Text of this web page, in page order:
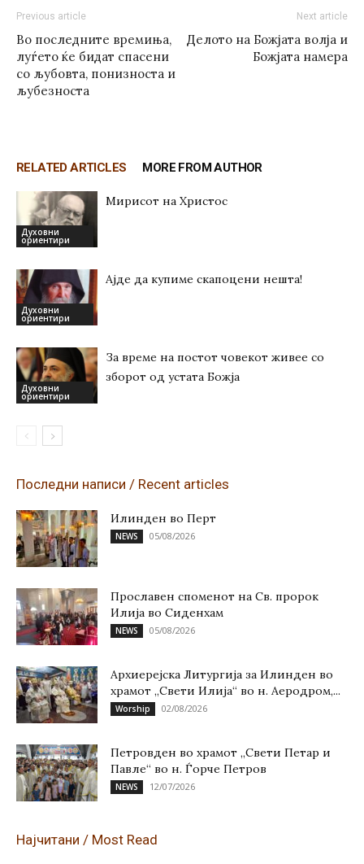
Previous article
Во последните времиња,
луѓето ќе бидат спасени
со љубовта, понизноста и
љубезноста
Next article
Делото на Божјата волја и
Божјата намера
RELATED ARTICLES MORE FROM AUTHOR
Духовни
ориентири
Мирисот на Христос
Духовни
ориентири
Ајде да купиме скапоцени нешта!
Духовни
ориентири
За време на постот човекот живее со
зборот од устата Божја
Последни написи / Recent articles
Илинден во Перт
NEWS 05/08/2026
Прославен споменот на Св. пророк
Илија во Сиденхам
NEWS 05/08/2026
Архиерејска Литургија за Илинден во
храмот „Свети Илија“ во н. Аеродром,...
Worship 02/08/2026
Петровден во храмот „Свети Петар и
Павле“ во н. Ѓорче Петров
NEWS 12/07/2026
Најчитани / Most Read